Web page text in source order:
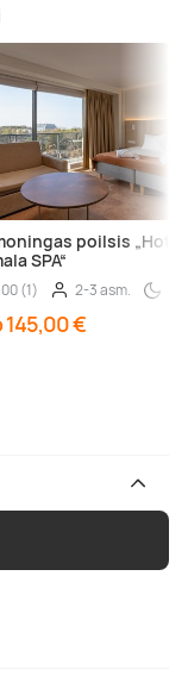
poilsis „Hotel
SPA“
(1) 2-3 asm.
145,00 €